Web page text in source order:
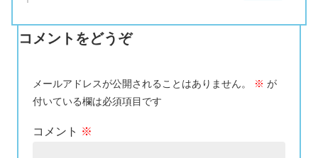
コメントをどうぞ
メールアドレスが公開されることはありません。 ※ が
付いている欄は必須項目です
コメント ※